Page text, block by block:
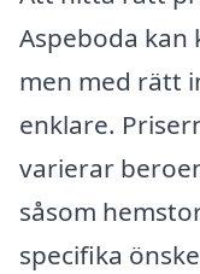
Aspeboda kan
men med rätt
enklare.
varierar
såsom
specifika